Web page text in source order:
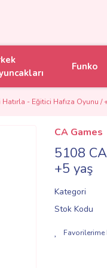
Funko
- Eğitici Hafıza Oyunu /
CA Games
5108
+5 yaş
Kategori
Stok Kodu